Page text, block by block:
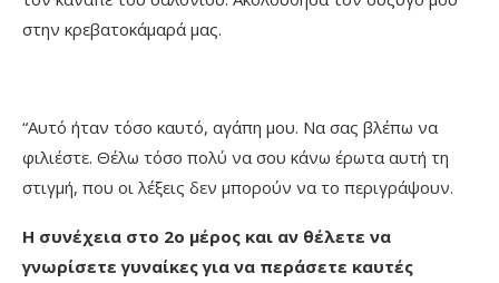
στην κρεβατοκάμαρά μας.
“Αυτό ήταν τόσο καυτό, αγάπη μου. Να σας βλέπω να
φιλιέστε. Θέλω τόσο πολύ να σου κάνω έρωτα αυτή τη
στιγμή, που οι λέξεις δεν μπορούν να το περιγράψουν.
Η συνέχεια στο 2ο μέρος και αν θέλετε να
γνωρίσετε γυναίκες για να περάσετε καυτές